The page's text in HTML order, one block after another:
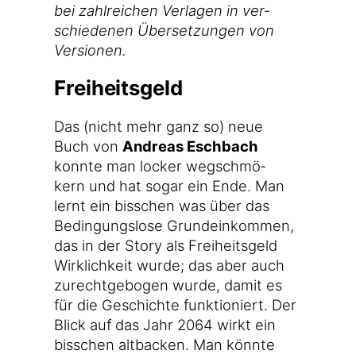
bei zahl­rei­chen Ver­la­gen in ver­
schie­de­nen Über­set­zun­gen von
Versionen.
Freiheitsgeld
Das (nicht mehr ganz so) neue
Buch von Andre­as Esch­bach
konn­te man locker weg­schmö­
kern und hat sogar ein Ende. Man
lernt ein biss­chen was über das
Bedin­gungs­lo­se Grund­ein­kom­men,
das in der Sto­ry als Frei­heits­geld
Wirk­lich­keit wur­de; das aber auch
zurecht­ge­bo­gen wur­de, damit es
für die Geschich­te funk­tio­niert. Der
Blick auf das Jahr 2064 wirkt ein
biss­chen alt­ba­cken. Man könn­te